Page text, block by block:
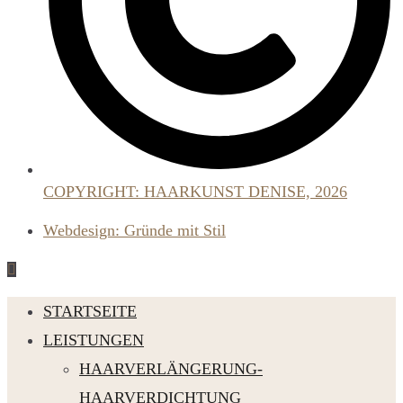
COPYRIGHT: HAARKUNST DENISE, 2026
Webdesign: Gründe mit Stil
STARTSEITE
LEISTUNGEN
HAARVERLÄNGERUNG-
HAARVERDICHTUNG